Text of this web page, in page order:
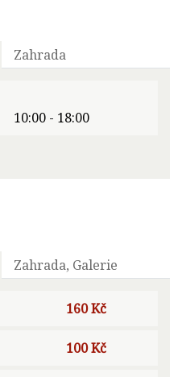
Zahrada
10:00 - 18:00
Zahrada, Galerie
160 Kč
100 Kč